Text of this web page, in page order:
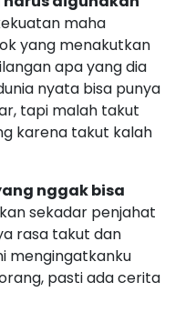
nggak bisa
sekadar penjahat
rasa takut dan
mengingatkanku
pasti ada cerita
itu penting
dan Hamura,
Kaguya bukan
tapi karena mereka
blogging atau
buat bertahan dan